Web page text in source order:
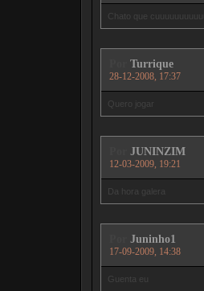
Chato que cuuuuuuuuuuu
Turrique
28-12-2008, 17:37
Quero jogar
JUNINZIM
12-03-2009, 19:21
Da hora galera
Juninho1
17-09-2009, 14:38
Guenta eu